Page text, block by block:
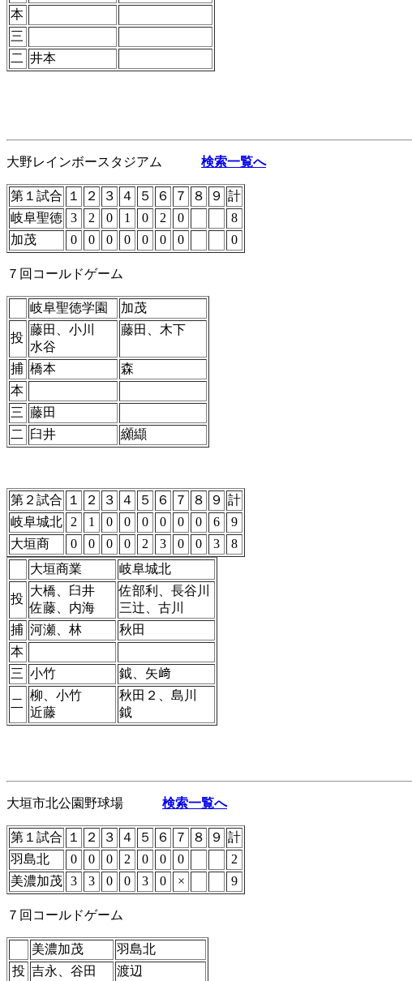
本
三
二 井本
大野レインボースタジアム 検索一覧へ
第１試合 １ ２ ３ ４ ５ ６ ７ ８ ９ 計
岐阜聖徳 3 2 0 1 0 2 0
8
加茂
0 0 0 0 0 0 0 0
７回コールドゲーム
岐阜聖徳学園 加茂
投
藤田、小川
水谷
藤田、木下
捕 橋本
森
本
三 藤田
二
臼井 纐纈
第２試合 １ ２ ３ ４ ５ ６ ７ ８ ９ 計
岐阜城北
2 1 0 0 0 0 0 0 6
9
大垣商
0 0 0 0 2 3 0 0 3
8
大垣商業
岐阜城北
投
大橋、臼井
佐藤、内海
佐部利、長谷川
三辻、古川
捕 河瀬、林
秋田
本
三 小竹 鉞、矢﨑
二
柳、小竹
近藤
秋田２、島川
鉞
大垣市北公園野球場 検索一覧へ
第１試合 １ ２ ３ ４ ５ ６ ７ ８ ９ 計
羽島北
0 0 0 2 0 0 0
2
美濃加茂 3 3 0 0 3 0 × 9
７回コールドゲーム
美濃加茂
羽島北
投 吉永、谷田
渡辺